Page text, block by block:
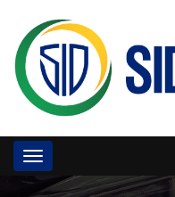
Toggle navigation